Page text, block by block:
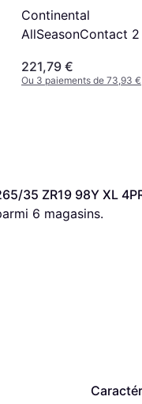
Continental
AllSeasonContact
221,79 €
Ou 3 paiements de 73,93 €
35 ZR19 98Y XL
6 magasins.